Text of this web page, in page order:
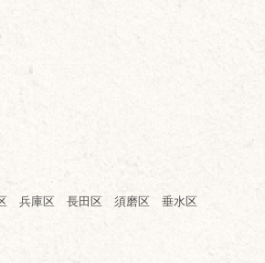
兵庫区 長田区 須磨区 垂水区